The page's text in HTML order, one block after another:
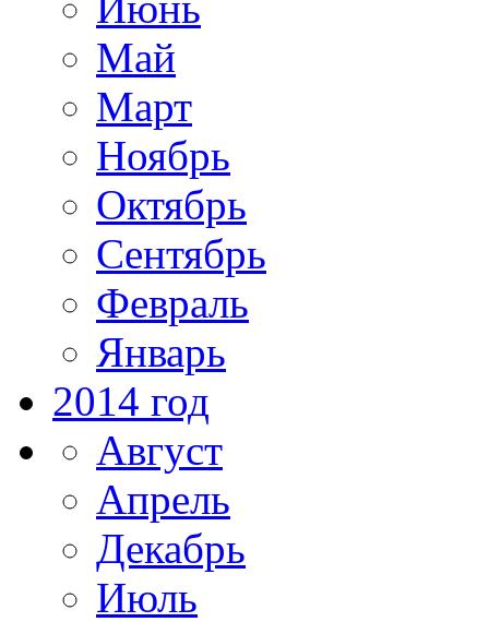
Май
Март
Ноябрь
Октябрь
Сентябрь
Февраль
Январь
2014 год
Август
Апрель
Декабрь
Июль